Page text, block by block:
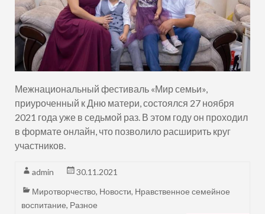
Межнациональный фестиваль «Мир семьи»,
приуроченный к Дню матери, состоялся 27 ноября
2021 года уже в седьмой раз. В этом году он проходил
в формате онлайн, что позволило расширить круг
участников.
admin
30.11.2021
Миротворчество, Новости, Нравственное семейное
воспитание, Разное